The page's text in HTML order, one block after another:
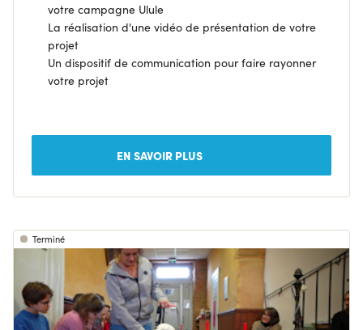
votre campagne Ulule
La réalisation d'une vidéo de présentation de votre
projet
Un dispositif de communication pour faire rayonner
votre projet
EN SAVOIR PLUS
Terminé